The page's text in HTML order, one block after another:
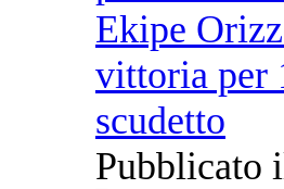
Ekipe
vittoria per
scudetto
Pubblicato